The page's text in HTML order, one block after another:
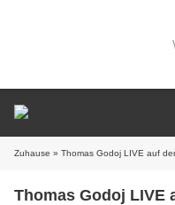
Zuhause » Thomas Godoj LIVE auf der
Thomas Godoj LIVE